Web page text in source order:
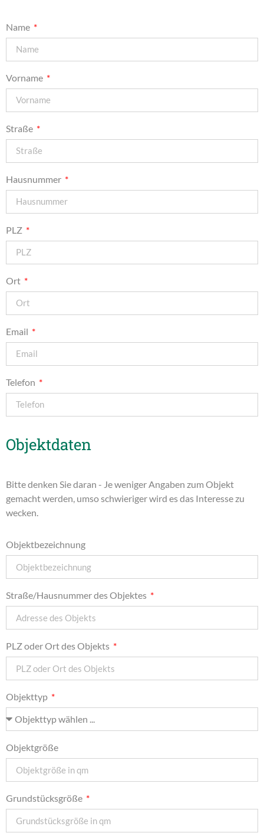
Name
Vorname
Straße
Hausnummer
PLZ
Ort
Email
Telefon
Objektdaten
Bitte denken Sie daran - Je weniger Angaben zum Objekt
gemacht werden, umso schwieriger wird es das Interesse zu
wecken.
Objektbezeichnung
Straße/Hausnummer des Objektes
PLZ oder Ort des Objekts
Objekttyp
Objektgröße
Grundstücksgröße